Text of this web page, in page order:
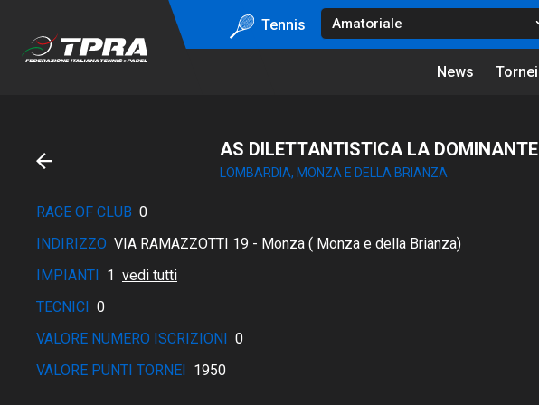
Tennis
News Tornei
AS DILETTANTISTICA LA DOMINANTE
LOMBARDIA, MONZA E DELLA BRIANZA
RACE OF CLUB 0
INDIRIZZO VIA RAMAZZOTTI 19 - Monza ( Monza e della Brianza)
IMPIANTI 1 vedi tutti
TECNICI 0
VALORE NUMERO ISCRIZIONI 0
VALORE PUNTI TORNEI 1950